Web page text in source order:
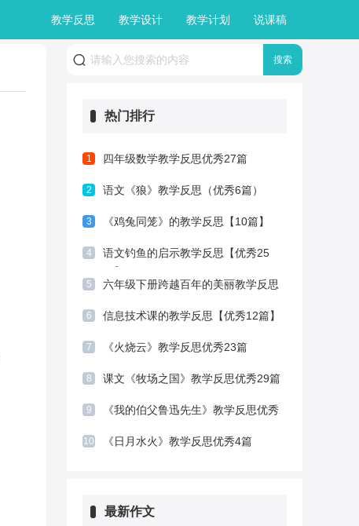
教学反思 教学设计 教学计划 说课稿
热门排行
1 四年级数学教学反思优秀27篇
2 语文《狼》教学反思（优秀6篇）
3 《鸡兔同笼》的教学反思【10篇】
4
语文钓鱼的启示教学反思【优秀25
5
六年级下册跨越百年的美丽教学反思
6 信息技术课的教学反思【优秀12篇】
7 《火烧云》教学反思优秀23篇
8 课文《牧场之国》教学反思优秀29篇
9
《我的伯父鲁迅先生》教学反思优秀
10 《日月水火》教学反思优秀4篇
最新作文